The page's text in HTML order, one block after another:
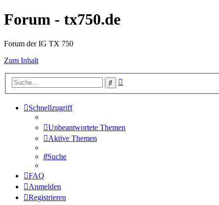
Forum - tx750.de
Forum der IG TX 750
Zum Inhalt
Suche
Schnellzugriff
Unbeantwortete Themen
Aktive Themen
Suche
FAQ
Anmelden
Registrieren